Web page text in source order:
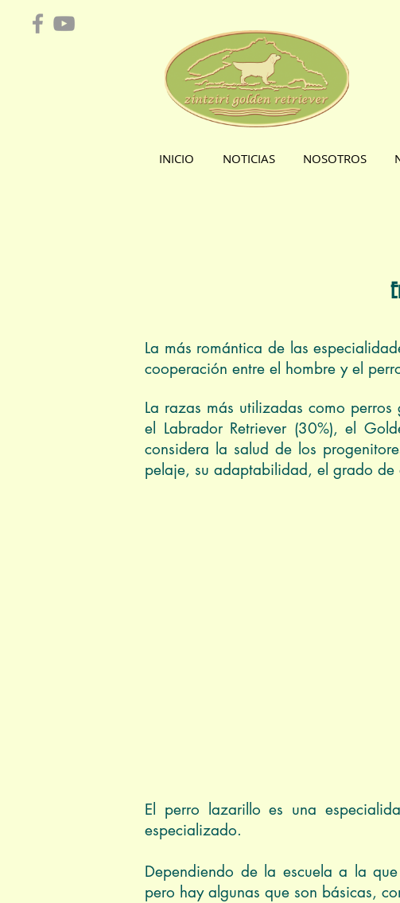
INICIO NOTICIAS NOSOTROS
La más romántica de las
cooperación entre el hombre y el
La razas más utilizadas como
el Labrador Retriever (30%), el
considera la salud de los
pelaje, su adaptabilidad, el grado
El perro lazarillo es una
especializado.
Dependiendo de la escuela a la
pero hay algunas que son básicas,